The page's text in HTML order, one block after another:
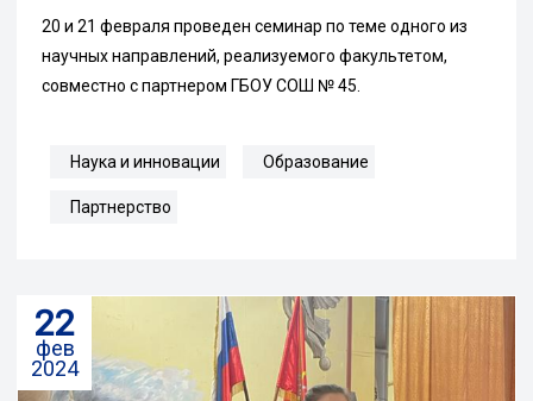
20 и 21 февраля проведен семинар по теме одного из
научных направлений, реализуемого факультетом,
совместно с партнером ГБОУ СОШ № 45.
Наука и инновации Образование
Партнерство
22
фев
2024